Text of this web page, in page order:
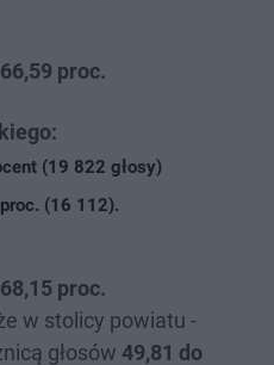
proc.
(19 822 głosy)
(16 112).
proc.
w stolicy powiatu -
głosów 49,81 do